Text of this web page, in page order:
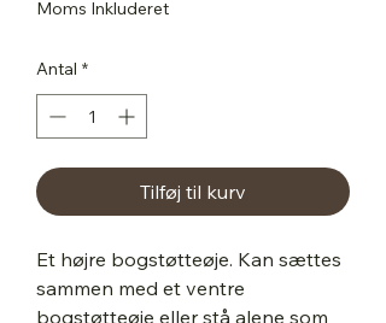
Moms Inkluderet
Antal *
Tilføj til kurv
Et højre bogstøtteøje. Kan sættes
sammen med et ventre
bogstøtteøje eller stå alene som